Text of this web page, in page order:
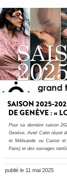
SAISON 2025-
DE GENÈVE : «
Pour sa dernière saison
Genève, Aviel Cahn réunit
et Mélisande ou Castor et
Paris) et des ouvrages
publié le 11 mai 2025